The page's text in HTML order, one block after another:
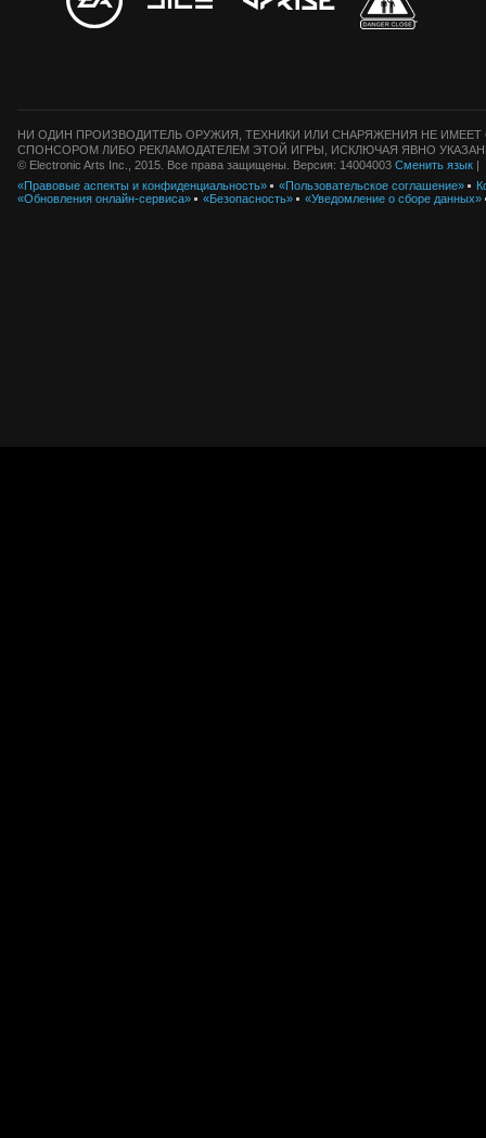
НИ ОДИН ПРОИЗВОДИТЕЛЬ ОРУЖИЯ, ТЕХНИКИ ИЛИ СНАРЯЖЕНИЯ НЕ
СПОНСОРОМ ЛИБО РЕКЛАМОДАТЕЛЕМ ЭТОЙ ИГРЫ, ИСКЛЮЧАЯ ЯВНО
© Electronic Arts Inc., 2015. Все права защищены. Версия: 14004003 Сменить язык |
«Правовые аспекты и конфиденциальность»
«Пользовательское соглашение»
«Обновления онлайн-сервиса»
«Безопасность» «Уведомление о сборе данных»